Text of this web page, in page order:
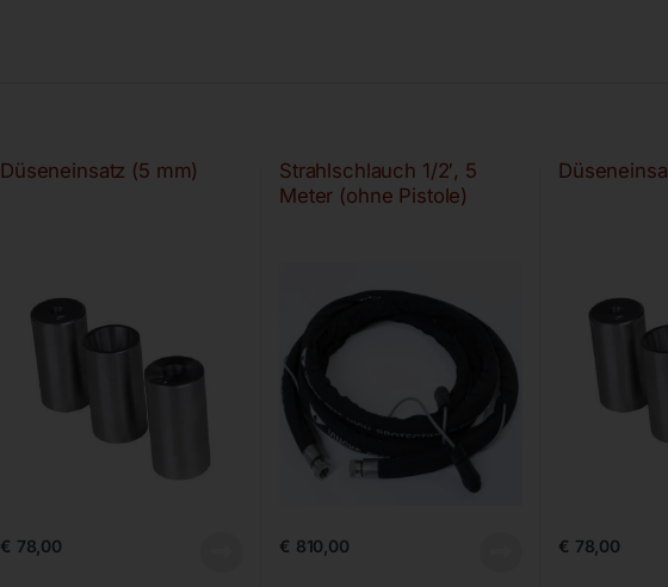
Düseneinsatz (5 mm)
€ 78,00
Strahlschlauch 1/2′, 5
Meter (ohne Pistole)
€ 810,00 € 78,00